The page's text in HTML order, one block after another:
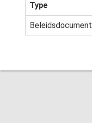
Type
Beleidsdocument